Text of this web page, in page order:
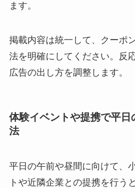
ます。
掲載内容は統一して、クーポ
法を明確にしてください。反
広告の出し方を調整します。
体験イベントや提携で平日
法
平日の午前や昼間に向けて、
トや近隣企業との提携を行う